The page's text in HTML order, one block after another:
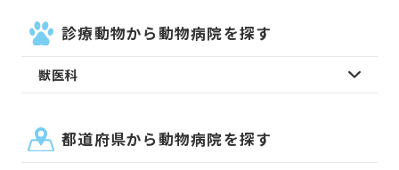
診療動物から動物病院を探す
獣医科
都道府県から動物病院を探す